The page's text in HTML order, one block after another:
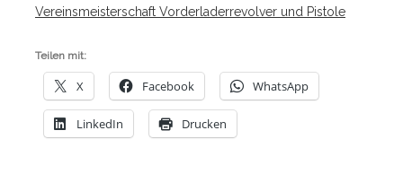
Vereinsmeisterschaft Vorderladerrevolver und Pistole
Teilen mit:
X Facebook WhatsApp
LinkedIn Drucken